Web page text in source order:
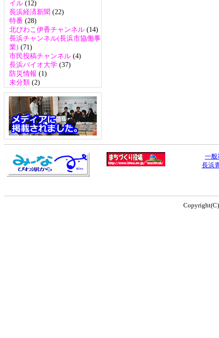
イル (12)
長浜経済新聞 (22)
特番 (28)
北びわこ伊香チャンネル (14)
長浜チャンネル(長浜市協働事
業) (71)
市民投稿チャンネル (4)
長浜バイオ大学 (37)
防災情報 (1)
未分類 (2)
一般
長浜